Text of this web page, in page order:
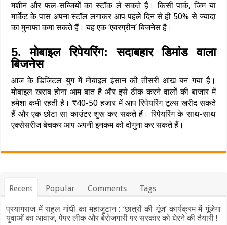
मशीन और फल-सब्जियों का स्टॉक ले सकते हैं। किसी पार्क, जिम या
मार्केट के पास अपना स्टॉल लगाकर आप पहले दिन से ही 50% से ज्यादा
का मुनाफा कमा सकते हैं। यह एक ‘एवरग्रीन’ बिजनेस है।
5. मोबाइल रिपेयरिंग: सदाबहार डिमांड वाला
बिजनेस
आज के डिजिटल युग में मोबाइल इंसान की तीसरी आंख बन गया है।
मोबाइल खराब होना आम बात है और इसे ठीक करने वालों की बाजार में
हमेशा कमी रहती है। ₹40-50 हजार में आप रिपेयरिंग टूल्स खरीद सकते
हैं और एक छोटा सा काउंटर शुरू कर सकते हैं। रिपेयरिंग के साथ-साथ
एक्सेसरीज बेचकर आप अपनी इनकम को दोगुना कर सकते हैं।
Recent Popular Comments Tags
प्रयागराज में राहुल गांधी का महाजुटान : ‘छात्रों की गूंज’ कार्यक्रम में गूंजेगा
युवाओं का आवाज, पेपर लीक और बेरोजगारी पर सरकार को घेरने की तैयारी !